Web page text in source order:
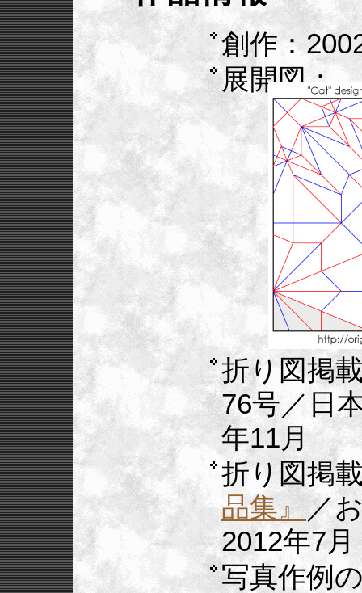
創作：
展開図：
折り図掲
76号／日
年11月
折り図掲
品集』
／
2012年7月
写真作例